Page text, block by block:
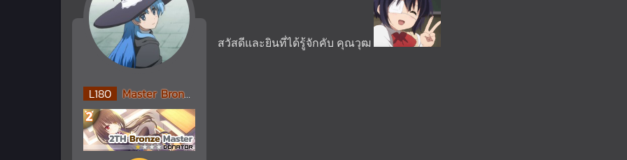
L180 Master Bronze
สวัสดีและยินที่ได้รู้จักคับ คุณวุฒ